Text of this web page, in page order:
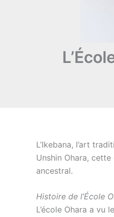
L’Ikebana, l’art
Unshin Ohara,
ancestral.
Histoire de l’École
L’école Ohara a vu